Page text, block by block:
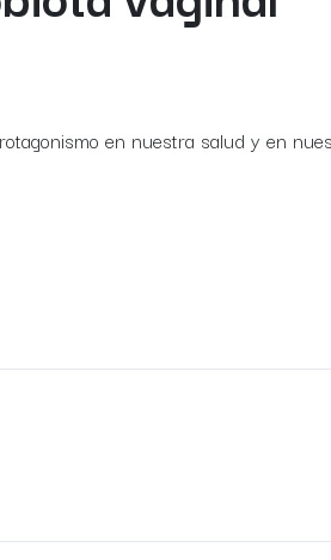
en nuestra salud y en